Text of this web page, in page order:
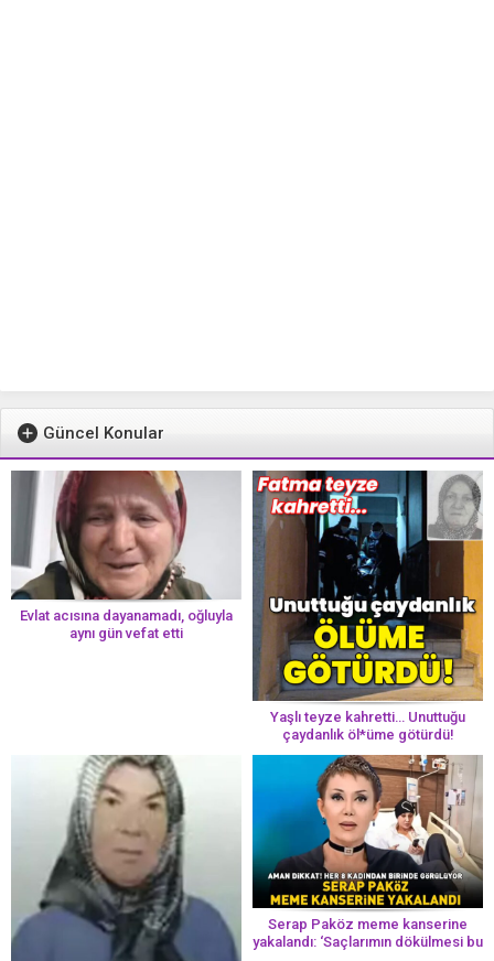
Güncel Konular
Evlat acısına dayanamadı, oğluyla
aynı gün vefat etti
Yaşlı teyze kahretti… Unuttuğu
çaydanlık öl*üme götürdü!
Serap Paköz meme kanserine
yakalandı: ‘Saçlarımın dökülmesi bu